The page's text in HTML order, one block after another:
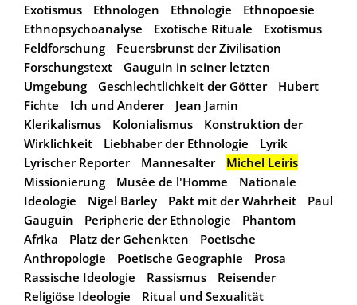
Exotismus
Ethnologen Ethnologie
Ethnopoesie
Ethnopsychoanalyse
Exotische Rituale
Exotismus
Feldforschung
Feuersbrunst der Zivilisation
Forschungstext
Gauguin in seiner letzten
Umgebung
Geschlechtlichkeit der Götter
Hubert
Fichte
Ich und Anderer
Jean Jamin
Klerikalismus
Kolonialismus
Konstruktion der
Wirklichkeit
Liebhaber der Ethnologie
Lyrik
Lyrischer Reporter
Mannesalter
Michel Leiris
Missionierung
Musée de l'Homme
Nationale
Ideologie
Nigel Barley Pakt mit der Wahrheit
Paul
Gauguin
Peripherie der Ethnologie
Phantom
Afrika
Platz der Gehenkten
Poetische
Anthropologie
Poetische Geographie
Prosa
Rassische Ideologie
Rassismus
Reisender
Religiöse Ideologie
Ritual und Sexualität